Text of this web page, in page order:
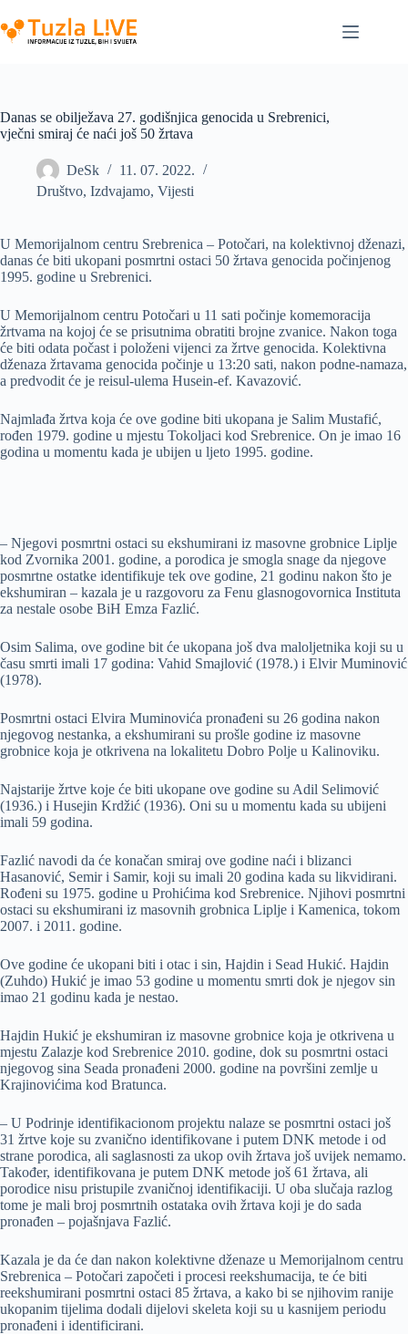
to
content
Danas se obilježava 27. godišnjica genocida u Srebrenici,
vječni smiraj će naći još 50 žrtava
DeSk
11. 07. 2022.
Društvo, Izdvajamo, Vijesti
U Memorijalnom centru Srebrenica – Potočari, na kolektivnoj dženazi,
danas će biti ukopani posmrtni ostaci 50 žrtava genocida počinjenog
1995. godine u Srebrenici.
U Memorijalnom centru Potočari u 11 sati počinje komemoracija
žrtvama na kojoj će se prisutnima obratiti brojne zvanice. Nakon toga
će biti odata počast i položeni vijenci za žrtve genocida. Kolektivna
dženaza žrtavama genocida počinje u 13:20 sati, nakon podne-namaza,
a predvodit će je reisul-ulema Husein-ef. Kavazović.
Najmlađa žrtva koja će ove godine biti ukopana je Salim Mustafić,
rođen 1979. godine u mjestu Tokoljaci kod Srebrenice. On je imao 16
godina u momentu kada je ubijen u ljeto 1995. godine.
– Njegovi posmrtni ostaci su ekshumirani iz masovne grobnice Liplje
kod Zvornika 2001. godine, a porodica je smogla snage da njegove
posmrtne ostatke identifikuje tek ove godine, 21 godinu nakon što je
ekshumiran – kazala je u razgovoru za Fenu glasnogovornica Instituta
za nestale osobe BiH Emza Fazlić.
Osim Salima, ove godine bit će ukopana još dva maloljetnika koji su u
času smrti imali 17 godina: Vahid Smajlović (1978.) i Elvir Muminović
(1978).
Posmrtni ostaci Elvira Muminovića pronađeni su 26 godina nakon
njegovog nestanka, a ekshumirani su prošle godine iz masovne
grobnice koja je otkrivena na lokalitetu Dobro Polje u Kalinoviku.
Najstarije žrtve koje će biti ukopane ove godine su Adil Selimović
(1936.) i Husejin Krdžić (1936). Oni su u momentu kada su ubijeni
imali 59 godina.
Fazlić navodi da će konačan smiraj ove godine naći i blizanci
Hasanović, Semir i Samir, koji su imali 20 godina kada su likvidirani.
Rođeni su 1975. godine u Prohićima kod Srebrenice. Njihovi posmrtni
ostaci su ekshumirani iz masovnih grobnica Liplje i Kamenica, tokom
2007. i 2011. godine.
Ove godine će ukopani biti i otac i sin, Hajdin i Sead Hukić. Hajdin
(Zuhdo) Hukić je imao 53 godine u momentu smrti dok je njegov sin
imao 21 godinu kada je nestao.
Hajdin Hukić je ekshumiran iz masovne grobnice koja je otkrivena u
mjestu Zalazje kod Srebrenice 2010. godine, dok su posmrtni ostaci
njegovog sina Seada pronađeni 2000. godine na površini zemlje u
Krajinovićima kod Bratunca.
– U Podrinje identifikacionom projektu nalaze se posmrtni ostaci još
31 žrtve koje su zvanično identifikovane i putem DNK metode i od
strane porodica, ali saglasnosti za ukop ovih žrtava još uvijek nemamo.
Također, identifikovana je putem DNK metode još 61 žrtava, ali
porodice nisu pristupile zvaničnoj identifikaciji. U oba slučaja razlog
tome je mali broj posmrtnih ostataka ovih žrtava koji je do sada
pronađen – pojašnjava Fazlić.
Kazala je da će dan nakon kolektivne dženaze u Memorijalnom centru
Srebrenica – Potočari započeti i procesi reekshumacija, te će biti
reekshumirani posmrtni ostaci 85 žrtava, a kako bi se njihovim ranije
ukopanim tijelima dodali dijelovi skeleta koji su u kasnijem periodu
pronađeni i identificirani.